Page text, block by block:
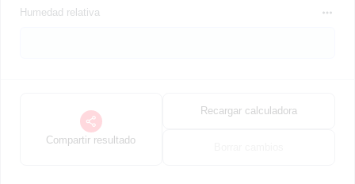
Humedad relativa
Compartir resultado
Recargar calculadora